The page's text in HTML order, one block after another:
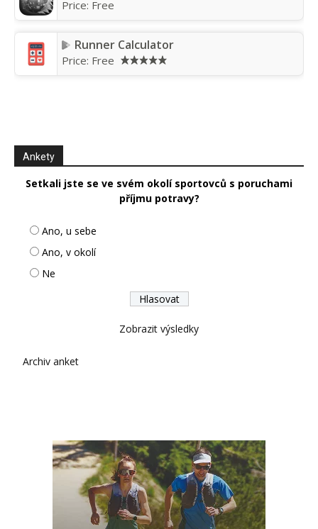
Price: Free
Runner Calculator
Price: Free
Ankety
Setkali jste se ve svém okolí sportovců s poruchami
příjmu potravy?
Ano, u sebe
Ano, v okolí
Ne
Zobrazit výsledky
Archiv anket